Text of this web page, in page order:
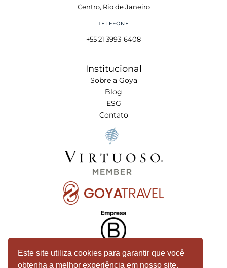
Centro, Rio de Janeiro
TELEFONE
+55 21 3993-6408
Institucional
Sobre a Goya
Blog
ESG
Contato
Este site utiliza cookies para garantir que você
obtenha a melhor experiência em nosso site.